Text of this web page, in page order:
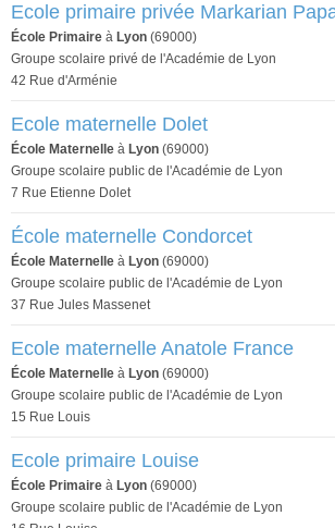
Ecole primaire privée Markarian
École Primaire à Lyon (69000)
Groupe scolaire privé de l'Académie de Lyon
42 Rue d'Arménie
Ecole maternelle Dolet
École Maternelle à Lyon (69000)
Groupe scolaire public de l'Académie de Lyon
7 Rue Etienne Dolet
École maternelle Condorcet
École Maternelle à Lyon (69000)
Groupe scolaire public de l'Académie de Lyon
37 Rue Jules Massenet
Ecole maternelle Anatole France
École Maternelle à Lyon (69000)
Groupe scolaire public de l'Académie de Lyon
15 Rue Louis
Ecole primaire Louise
École Primaire à Lyon (69000)
Groupe scolaire public de l'Académie de Lyon